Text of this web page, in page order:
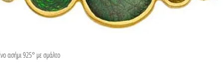
ασήμι 925° με σμάλτο